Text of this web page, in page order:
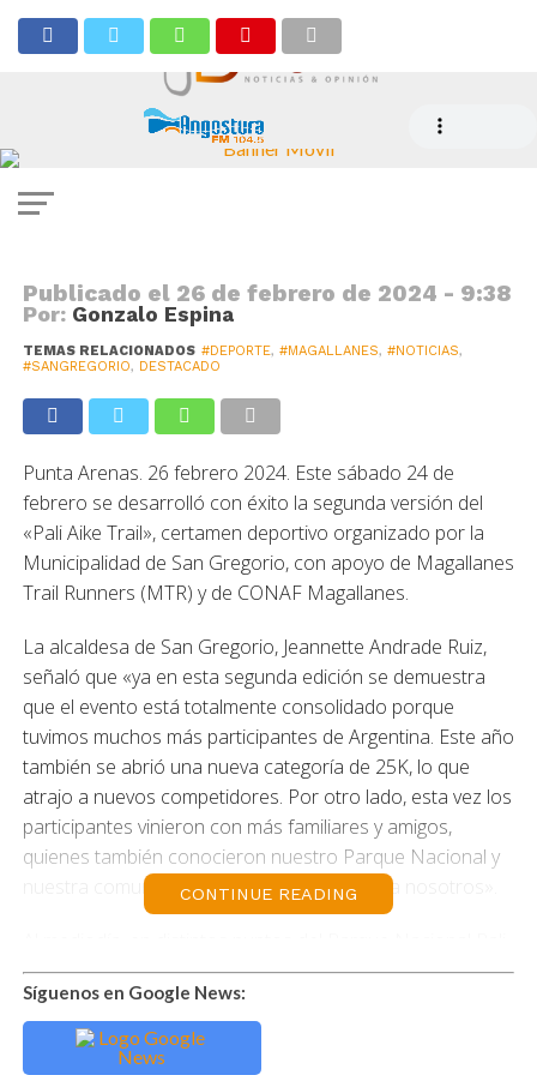
Segunda edición del «Pali Aike
participantes
Publicado el 26 de febrero de 2024 - 9:38
Por: Gonzalo Espina
TEMAS RELACIONADOS #DEPORTE, #MAGALLANES, #NOTICIAS,
#SANGREGORIO, DESTACADO
Punta Arenas. 26 febrero 2024. Este sábado 24 de
febrero se desarrolló con éxito la segunda versión del
«Pali Aike Trail», certamen deportivo organizado por la
Municipalidad de San Gregorio, con apoyo de Magallanes
Trail Runners (MTR) y de CONAF Magallanes.
La alcaldesa de San Gregorio, Jeannette Andrade Ruiz,
señaló que «ya en esta segunda edición se demuestra
que el evento está totalmente consolidado porque
tuvimos muchos más participantes de Argentina. Este año
también se abrió una nueva categoría de 25K, lo que
atrajo a nuevos competidores. Por otro lado, esta vez los
participantes vinieron con más familiares y amigos,
quienes también conocieron nuestro Parque Nacional y
nuestra comuna, lo cual es muy valioso para nosotros».
Aike, más 230 personas iniciaron la competencia en
alguna de las tres categorías: 7K, 17K y 25K. Los
participantes recorrieron senderos geológicos
compuestos por rocas volcánicas que asemejan un
CONTINUE READING
Síguenos en Google News: